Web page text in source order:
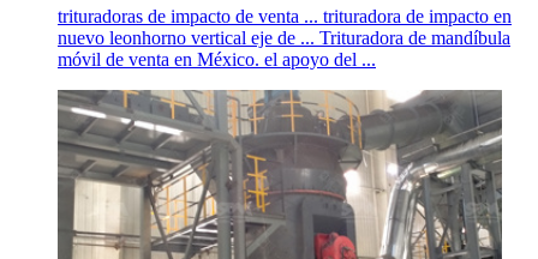
trituradoras de impacto de venta ... trituradora de impacto en
nuevo leonhorno vertical eje de ... Trituradora de mandíbula
móvil de venta en México. el apoyo del ...